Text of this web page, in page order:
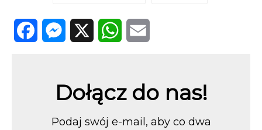
Dołącz do nas!
Podaj swój e-mail, aby co dwa